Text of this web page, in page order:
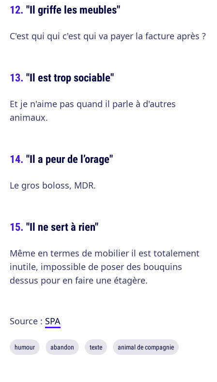
"Il griffe les meubles"
C'est qui qui c'est qui va payer la facture après ?
"Il est trop sociable"
Et je n'aime pas quand il parle à d'autres
animaux.
"Il a peur de l’orage"
Le gros boloss, MDR.
"Il ne sert à rien"
Même en termes de mobilier il est totalement
inutile, impossible de poser des bouquins
dessus pour en faire une étagère.
Source : SPA
humour abandon texte animal de compagnie